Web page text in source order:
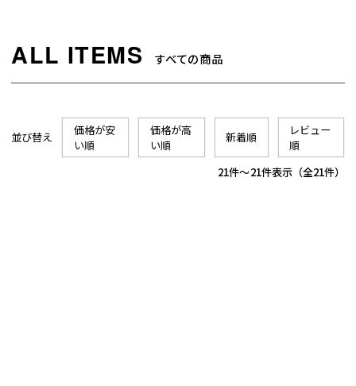
すべての商品
並び替え
価格が安
い順
価格が高
い順
新着順
レビュー
順
21
21 -21件表示